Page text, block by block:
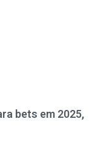
bets em 2025,